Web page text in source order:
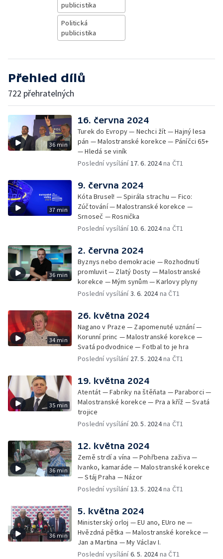
publicistika
Politická
publicistika
Přehled dílů
722 přehratelných
36 min
16. června 2024
Turek do Evropy — Nechci žít — Hajný lesa
pán — Malostranské korekce — Páníčci 65+
— Hledá se viník
Poslední vysílání17. 6. 2024na ČT1
37 min
9. června 2024
Kóta Brusel! — Spirála strachu — Fico:
Zúčtování — Malostranské korekce —
Srnoseč — Rosnička
Poslední vysílání10. 6. 2024na ČT1
36 min
2. června 2024
Byznys nebo demokracie — Rozhodnutí
promluvit — Zlatý Dosty — Malostranské
korekce — Mým synům — Karlovy plyny
Poslední vysílání3. 6. 2024na ČT1
34 min
26. května 2024
Nagano v Praze — Zapomenuté uznání —
Korunní princ — Malostranské korekce —
Svatá podvodnice — Fotbal to je hra
Poslední vysílání 27. 5. 2024na ČT1
35 min
19. května 2024
Atentát — Fabriky na štěňata — Paraborci —
Malostranské korekce — Pra a kříž — Svatá
trojice
Poslední vysílání 20. 5. 2024na ČT1
36 min
12. května 2024
Země strdí a vína — Pohřbena zaživa —
Ivanko, kamaráde — Malostranské korekce
— Stáj Praha — Názor
Poslední vysílání13. 5. 2024na ČT1
36 min
5. května 2024
Ministerský orloj — EU ano, EUro ne —
Hvězdná pětka — Malostranské korekce —
Jan a Martina — My Václav I.
Poslední vysílání6. 5. 2024na ČT1